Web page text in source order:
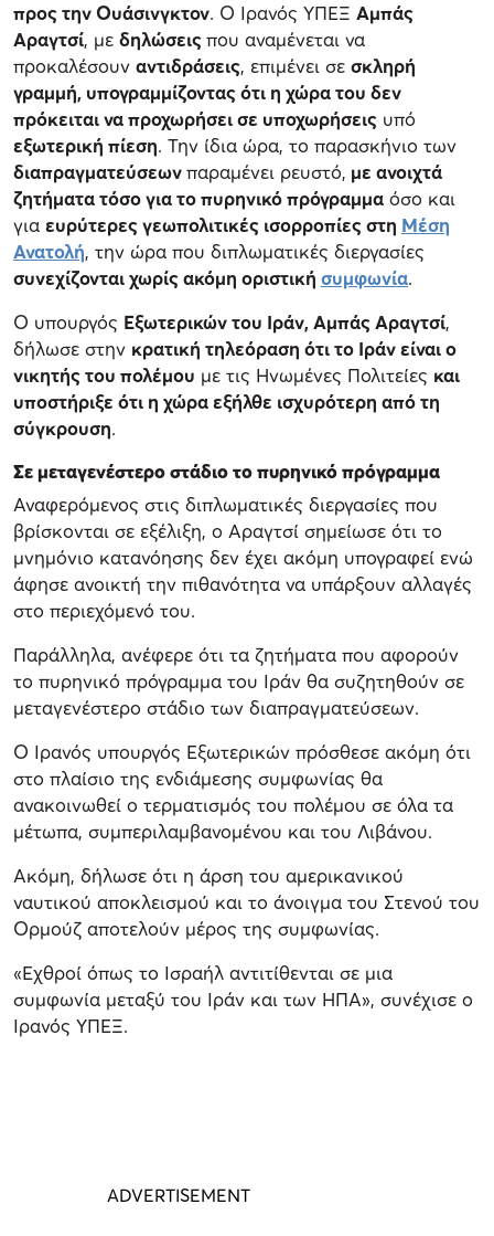
προς την Ουάσινγκτον. Ο Ιρανός ΥΠΕΞ Αμπάς
Αραγτσί, με δηλώσειςπου αναμένεται να
προκαλέσουν αντιδράσεις, επιμένει σε σκληρή
γραμμή, υπογραμμίζοντας ότι η χώρα του δεν
πρόκειται να προχωρήσει σε υποχωρήσεις υπό
εξωτερική πίεση. Την ίδια ώρα, το παρασκήνιο των
διαπραγματεύσεωνπαραμένει ρευστό, με ανοιχτά
ζητήματα τόσο για το πυρηνικό πρόγραμμα όσο και
για ευρύτερες γεωπολιτικές ισορροπίες στη Μέση
Ανατολή, την ώρα που διπλωματικές διεργασίες
συνεχίζονται χωρίς ακόμη οριστική συμφωνία.
Ο υπουργός Εξωτερικών του Ιράν, Αμπάς Αραγτσί,
δήλωσε στην κρατική τηλεόραση ότι το Ιράν είναι ο
νικητής του πολέμου με τις Ηνωμένες Πολιτείες και
υποστήριξε ότι η χώρα εξήλθε ισχυρότερη από τη
σύγκρουση.
Σε μεταγενέστερο στάδιο το πυρηνικό πρόγραμμα
Αναφερόμενος στις διπλωματικές διεργασίες που
βρίσκονται σε εξέλιξη, ο Αραγτσί σημείωσε ότι το
μνημόνιο κατανόησης δεν έχει ακόμη υπογραφεί ενώ
άφησε ανοικτή την πιθανότητα να υπάρξουν αλλαγές
στο περιεχόμενό του.
Παράλληλα, ανέφερε ότι τα ζητήματα που αφορούν
το πυρηνικό πρόγραμμα του Ιράν θα συζητηθούν σε
μεταγενέστερο στάδιο των διαπραγματεύσεων.
Ο Ιρανός υπουργός Εξωτερικών πρόσθεσε ακόμη ότι
στο πλαίσιο της ενδιάμεσης συμφωνίας θα
ανακοινωθεί ο τερματισμός του πολέμου σε όλα τα
μέτωπα, συμπεριλαμβανομένου και του Λιβάνου.
Ακόμη, δήλωσε ότι η άρση του αμερικανικού
ναυτικού αποκλεισμού και το άνοιγμα του Στενού του
Ορμούζ αποτελούν μέρος της συμφωνίας.
«Εχθροί όπως το Ισραήλ αντιτίθενται σε μια
συμφωνία μεταξύ του Ιράν και των ΗΠΑ», συνέχισε ο
Ιρανός ΥΠΕΞ.